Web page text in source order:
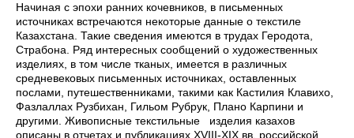
Начиная с эпохи ранних кочевников, в письменных
источниках встречаются некоторые данные о текстиле
Казахстана. Такие сведения имеются в трудах Геродота,
Страбона. Ряд интересных сообщений о художественных
изделиях, в том числе тканых, имеется в различных
средневековых письменных источниках, оставленных
послами, путешественниками, такими как Кастилия Клавихо,
Фазлаллах Рузбихан, Гильом Рубрук, Плано Карпини и
другими. Живописные текстильные изделия казахов
описаны в отчетах и публикациях ХVIII-ХIХ вв. российской